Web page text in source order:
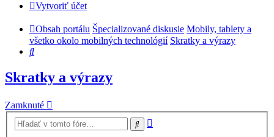
Vytvoriť účet
Obsah portálu Špecializované diskusie Mobily, tablety a
všetko okolo mobilných technológií Skratky a výrazy
Hľadať
Skratky a výrazy
Zamknuté
Hľadať